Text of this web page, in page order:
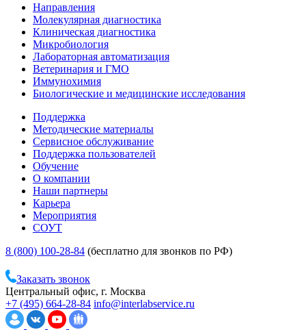
Направления
Молекулярная диагностика
Клиническая диагностика
Микробиология
Лабораторная автоматизация
Ветеринария и ГМО
Иммунохимия
Биологические и медицинские исследования
Поддержка
Методические материалы
Сервисное обслуживание
Поддержка пользователей
Обучение
О компании
Наши партнеры
Карьера
Мероприятия
СОУТ
8 (800) 100-28-84 (бесплатно для звонков по РФ)
Заказать звонок
Центральный офис, г. Москва
+7 (495) 664-28-84 info@interlabservice.ru